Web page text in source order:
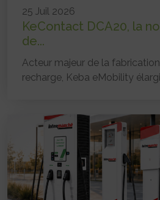
25 Juil 2026
KeContact DCA20, la
de...
Acteur majeur de la
recharge, Keba eMobility